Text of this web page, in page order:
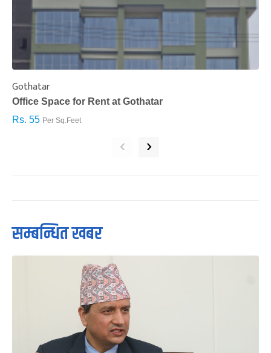
Gothatar
Office Space for Rent at Gothatar
Rs. 55 Per Sq.Feet
‹ ›
सम्बन्धित खबर